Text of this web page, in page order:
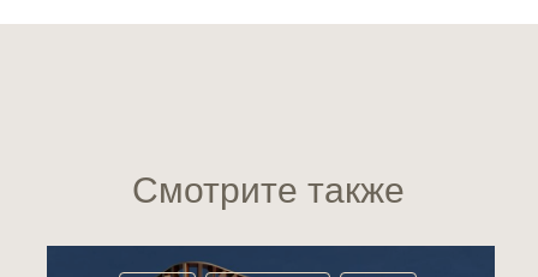
Смотрите также